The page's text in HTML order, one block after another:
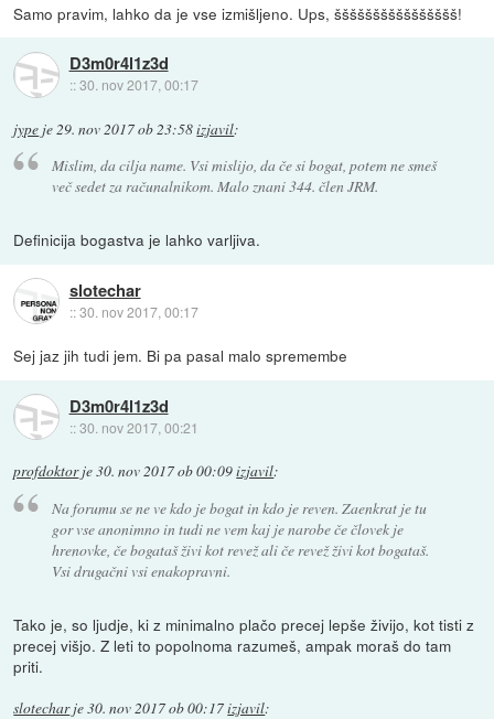
Samo pravim, lahko da je vse izmišljeno. Ups, šššššššššššššššš!
D3m0r4l1z3d
::30. nov 2017, 00:17
jype je29. nov 2017 ob 23:58izjavil:
Mislim, da cilja name. Vsi mislijo, da če si bogat, potem ne smeš
več sedet za računalnikom. Malo znani 344. člen JRM.
Definicija bogastva je lahko varljiva.
slotechar
::30. nov 2017, 00:17
Sej jaz jih tudi jem. Bi pa pasal malo spremembe
D3m0r4l1z3d
::30. nov 2017, 00:21
profdoktorje30. nov 2017 ob 00:09izjavil:
Na forumu se ne ve kdo je bogat in kdo je reven. Zaenkrat je tu
gor vse anonimno in tudi ne vem kaj je narobe če človek je
hrenovke, če bogataš živi kot revež ali če revež živi kot bogataš.
Vsi drugačni vsi enakopravni.
Tako je, so ljudje, ki z minimalno plačo precej lepše živijo, kot tisti z
precej višjo. Z leti to popolnoma razumeš, ampak moraš do tam
priti.
slotecharje30. nov 2017 ob 00:17izjavil: